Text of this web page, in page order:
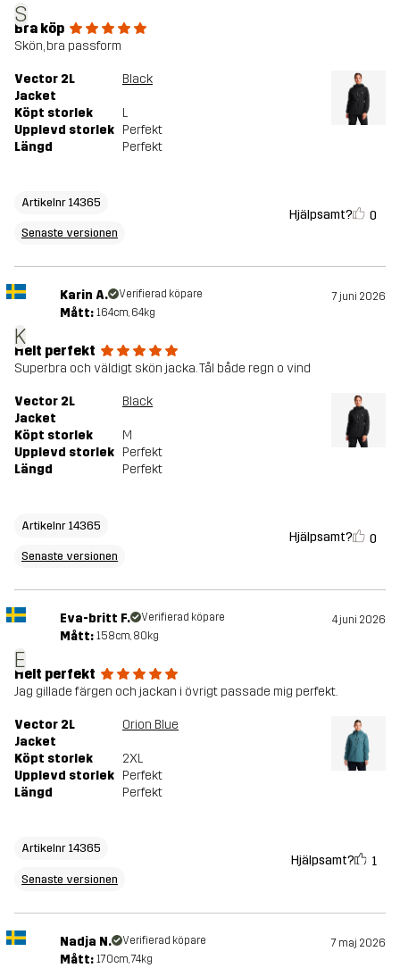
S
Bra köp
Skön, bra passform
Vector 2L
Jacket
Black
Köpt storlek
L
Upplevd storlek Perfekt
Längd
Perfekt
Artikelnr 14365
Senaste versionen
Hjälpsamt? 0
K
Karin A. Verifierad köpare 7 juni 2026
Mått: 164cm, 64kg
Helt perfekt
Superbra och väldigt skön jacka. Tål både regn o vind
Vector 2L
Jacket
Black
Köpt storlek
M
Upplevd storlek Perfekt
Längd
Perfekt
Artikelnr 14365
Senaste versionen
Hjälpsamt? 0
E
Eva-britt F. Verifierad köpare 4 juni 2026
Mått: 158cm, 80kg
Helt perfekt
Jag gillade färgen och jackan i övrigt passade mig perfekt.
Vector 2L
Jacket
Orion Blue
Köpt storlek
2XL
Upplevd storlek Perfekt
Längd
Perfekt
Artikelnr 14365
Senaste versionen
Hjälpsamt? 1
Nadja N. Verifierad köpare 7 maj 2026
Mått: 170cm, 74kg